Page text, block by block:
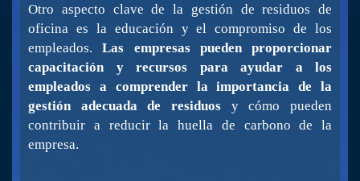
Otro aspecto clave de la gestión de residuos de
oficina es la educación y el compromiso de los
empleados.Las empresas pueden proporcionar
capacitación y recursos para ayudar a los
empleados a comprender la importancia de la
gestión adecuada de residuos y cómo pueden
contribuir a reducir la huella de carbono de la
empresa.